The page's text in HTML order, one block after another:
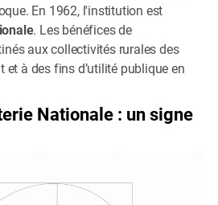
En 1962, l'institution est
. Les bénéfices de
aux collectivités rurales des
et à des fins d’utilité publique en
Nationale : un signe